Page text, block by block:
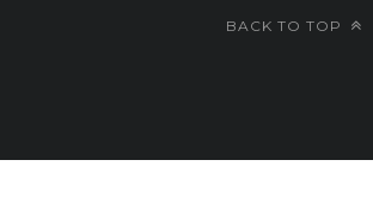
BACK TO TOP